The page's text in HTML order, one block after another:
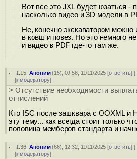
Вот все это JXL будет юзаться -
насколько видео и 3D модели в
Не, конечно экскаватором можно
в ковш и повез. Но это немного
и видео в PDF где-то там же.
1.15 ,Аноним (15), 09:56, 11/11/2025 [ответить] [
[к модератору]
> Отсутствие необходимости
отчислений
Кто ISO после зашквара с OOXML и
эту тему... как всегда стоит только
половина мемберов стандарта и
1.36 ,Аноним (66), 12:32, 11/11/2025 [ответить] [
[к модератору]